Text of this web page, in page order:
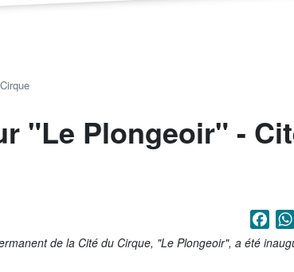
"Le Plongeoir" -
de la Cité du Cirque, "Le Plongeoir", a été